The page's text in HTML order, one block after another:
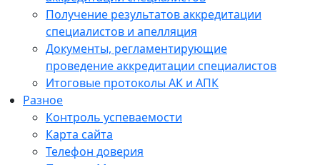
Получение результатов аккредитации
специалистов и апелляция
Документы, регламентирующие
проведение аккредитации специалистов
Итоговые протоколы АК и АПК
Разное
Контроль успеваемости
Карта сайта
Телефон доверия